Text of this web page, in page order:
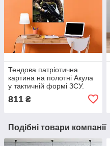
Тендова патріотична
картина на полотні Акула
у тактичній формі ЗСУ.
Небанальний подарунок
другові!
811 ₴
Подібні товари компанії